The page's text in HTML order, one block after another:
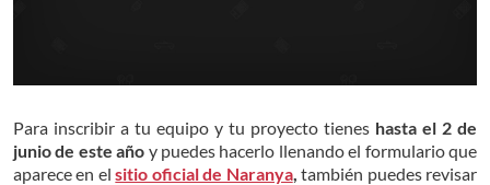
Para inscribir a tu equipo y tu proyecto tienes hasta el 2 de
junio de este año y puedes hacerlo llenando el formulario que
aparece en elsitio oficial de Naranya, también puedes revisar